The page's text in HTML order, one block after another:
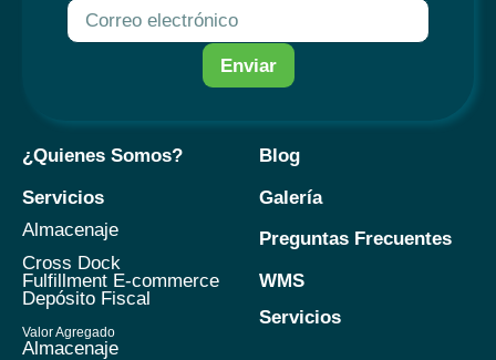
Enviar
¿Quienes Somos?
Servicios
Almacenaje
Cross Dock
Fulfillment E-commerce
Depósito Fiscal
Valor Agregado
Almacenaje
Blog
Galería
Preguntas Frecuentes
WMS
Servicios